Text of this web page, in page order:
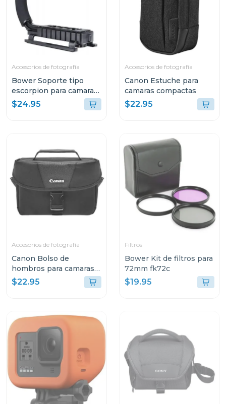
Accesorios de fotografía
Bower Soporte tipo
escorpion para camaras
dSLR
$24.95
Accesorios de fotografía
Canon Estuche para
camaras compactas
$22.95
Accesorios de fotografía
Canon Bolso de
hombros para camaras
dSLR
$22.95
Filtros
Bower Kit de filtros para
72mm fk72c
$19.95